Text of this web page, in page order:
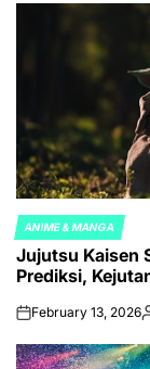
POSTED
IN
ANIME & MANGA
Jujutsu Kaisen
Prediksi,
onFebruary 13, 2026